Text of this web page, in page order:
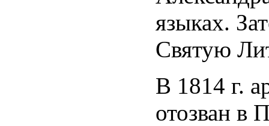
языках.
Святую
В 1814 г.
отозван в